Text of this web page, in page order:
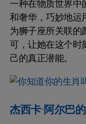
一种在物质世界中
和奢华，巧妙地运
为狮子座所关联的
可，让她在这个时
己的真正潜能。
杰西卡·阿尔巴